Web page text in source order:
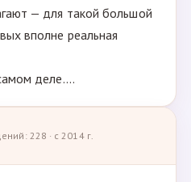
— для такой большой
вполне реальная
деле....
228 · с 2014 г.